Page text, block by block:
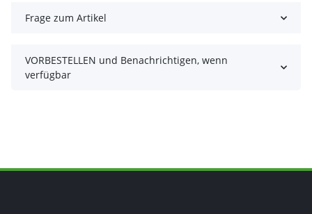
Frage zum Artikel
VORBESTELLEN und Benachrichtigen, wenn
verfügbar